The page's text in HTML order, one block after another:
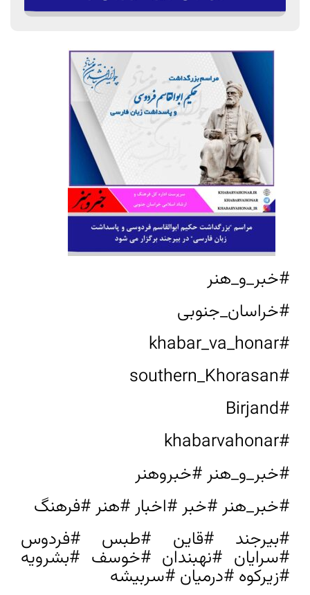
#خبر_و_هنر
#خراسان_جنوبی
#khabar_va_honar
#southern_Khorasan
#Birjand
#khabarvahonar
#خبر_و_هنر #خبروهنر
#خبر_هنر #خبر #اخبار #هنر #فرهنگ
#بیرجند #قاین #طبس #فردوس
#سرایان #نهبندان #خوسف #بشرویه
#زیرکوه #درمیان #سربیشه